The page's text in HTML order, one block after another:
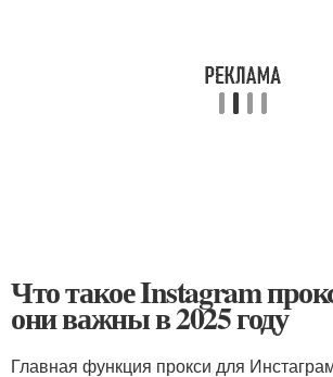
Что такое Instagram
они важны в 2025 году
Главная функция прокси для